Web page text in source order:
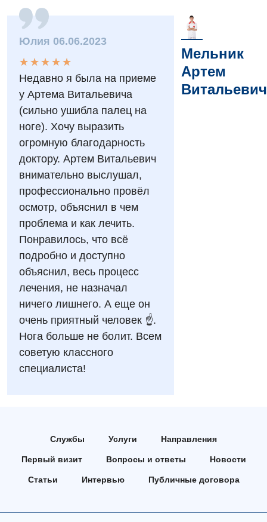
Вакансии
Мероприятия БПР
Интернатура
Энциклопедия
Программа лояльности
Отзывы
Видео
Диагностика
Диагностическое отделение
Инструментальная диагностика
Рентгенография
УЗИ
Эндоскопическое отделение
Для взрослых
Акушерство и гинекология
Аллергология, иммунология
Андрология
Бесплатные услуги
Вакцинация
Гастроэнтерология
Диетология
Кардиология
Маммология
Декларирование
Национальный скрининг здоровья 40+
Украинский
Русский
Юлия 06.06.2023
★
★
★
★
★
★ ★ ★ ★ ★
Недавно я была на приеме
у Артема Витальевича
(сильно ушибла палец на
ноге). Хочу выразить
огромную благодарность
доктору. Артем Витальевич
внимательно выслушал,
профессионально провёл
осмотр, объяснил в чем
проблема и как лечить.
Понравилось, что всё
подробно и доступно
объяснил, весь процесс
лечения, не назначал
ничего лишнего. А еще он
очень приятный человек ☝️.
Нога больше не болит. Всем
советую классного
специалиста!
Мельник
Артем
Витальевич
Службы Услуги Направления
Первый визит Вопросы и ответы Новости
Статьи Интервью Публичные договора